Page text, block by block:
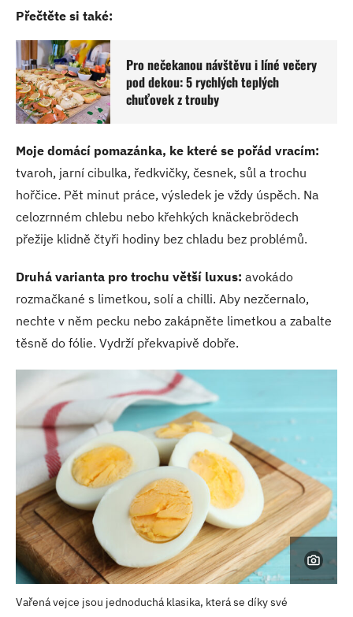
Přečtěte si také:
Pro nečekanou návštěvu i líné večery
pod dekou: 5 rychlých teplých
chuťovek z trouby
Moje domácí pomazánka, ke které se pořád vracím:
tvaroh, jarní cibulka, ředkvičky, česnek, sůl a trochu
hořčice. Pět minut práce, výsledek je vždy úspěch. Na
celozrnném chlebu nebo křehkých knäckebrödech
přežije klidně čtyři hodiny bez chladu bez problémů.
Druhá varianta pro trochu větší luxus: avokádo
rozmačkané s limetkou, solí a chilli. Aby nezčernalo,
nechte v něm pecku nebo zakápněte limetkou a zabalte
těsně do fólie. Vydrží překvapivě dobře.
Vařená vejce jsou jednoduchá klasika, která se díky své